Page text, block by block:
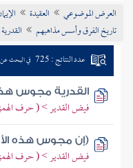
تراجم الأعلام
العرض الموضوعي العقيدة
تاريخ الفرق وأسس مذاهبهم
القدرية
عدد النتائج : 725 في البحث
القدرية مجوس
فيض القدير > ( حرف
(إن مجوس هذه
فيض القدير > ( حرف